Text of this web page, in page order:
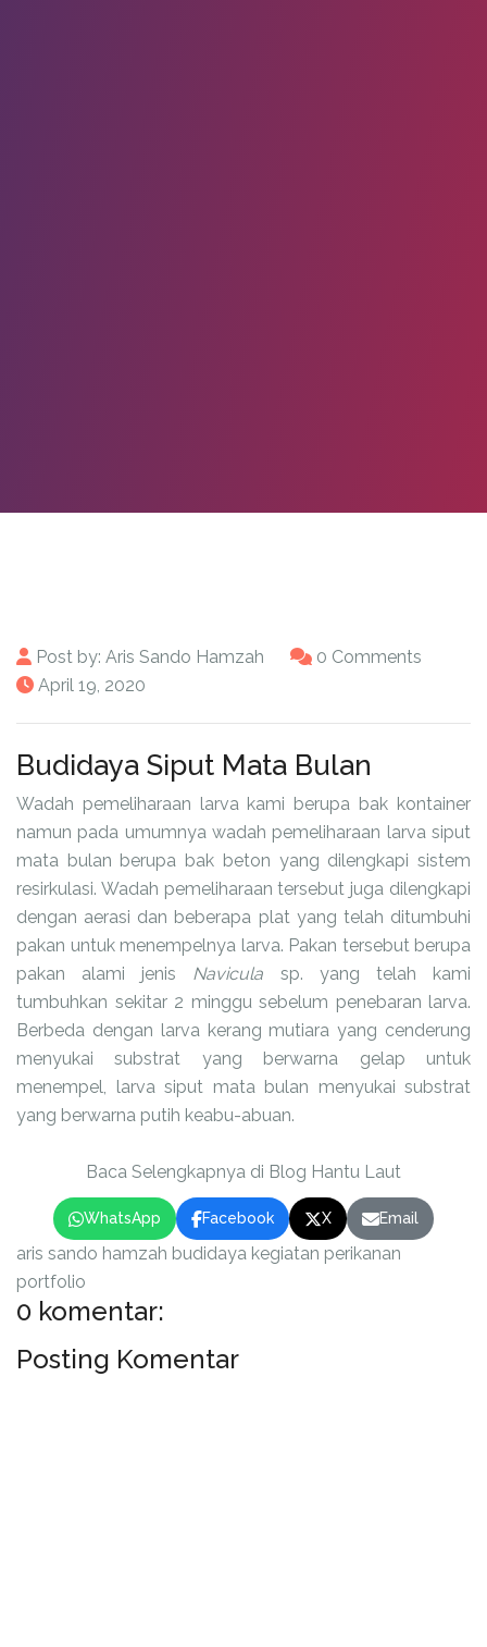
Post by: Aris Sando Hamzah
0 Comments
April 19, 2020
Budidaya Siput Mata Bulan
Wadah pemeliharaan larva kami berupa bak kontainer
namun pada umumnya wadah pemeliharaan larva siput
mata bulan berupa bak beton yang dilengkapi sistem
resirkulasi. Wadah pemeliharaan tersebut juga dilengkapi
dengan aerasi dan beberapa plat yang telah ditumbuhi
pakan untuk menempelnya larva. Pakan tersebut berupa
pakan alami jenis Navicula sp. yang telah kami
tumbuhkan sekitar 2 minggu sebelum penebaran larva.
Berbeda dengan larva kerang mutiara yang cenderung
menyukai substrat yang berwarna gelap untuk
menempel, larva siput mata bulan menyukai substrat
yang berwarna putih keabu-abuan.
Baca Selengkapnya di Blog Hantu Laut
WhatsApp Facebook X Email
aris sando hamzah budidaya kegiatan perikanan
portfolio
0 komentar:
Posting Komentar